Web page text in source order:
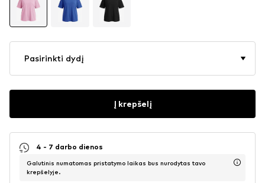
Pasirinkti dydį
Į krepšelį
4 - 7 darbo dienos
Galutinis numatomas pristatymo laikas bus nurodytas tavo
krepšelyje.